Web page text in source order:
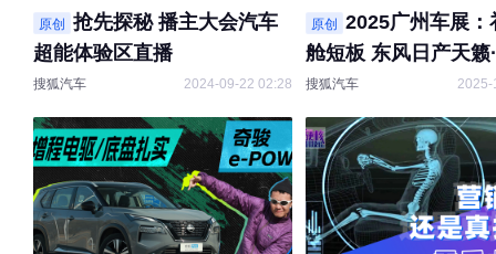
原创
抢先探秘 播主大会汽车
超能体验区直播
搜狐汽车 2024-09-22 02:28
原创
2025广州车展：
舱短板 东风日产天籁
舱静态体验
搜狐汽车 2025-